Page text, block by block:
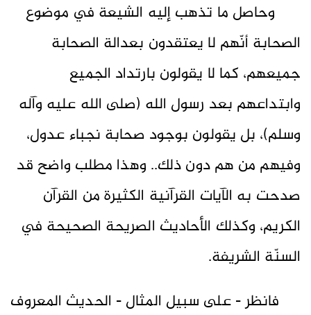
وحاصل ما تذهب إليه الشيعة في موضوع
الصحابة أنّهم لا يعتقدون بعدالة الصحابة
جميعهم، كما لا يقولون بارتداد الجميع
وابتداعهم بعد رسول الله (صلى الله عليه وآله
وسلم)، بل يقولون بوجود صحابة نجباء عدول،
وفيهم من هم دون ذلك.. وهذا مطلب واضح قد
صدحت به الآيات القرآنية الكثيرة من القرآن
الكريم، وكذلك الأحاديث الصريحة الصحيحة في
السنّة الشريفة.
فانظر - على سبيل المثال - الحديث المعروف